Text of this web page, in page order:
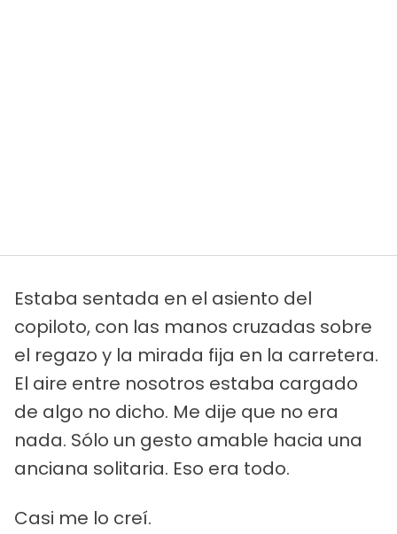
Estaba sentada en el asiento del
copiloto, con las manos cruzadas sobre
el regazo y la mirada fija en la carretera.
El aire entre nosotros estaba cargado
de algo no dicho. Me dije que no era
nada. Sólo un gesto amable hacia una
anciana solitaria. Eso era todo.
Casi me lo creí.